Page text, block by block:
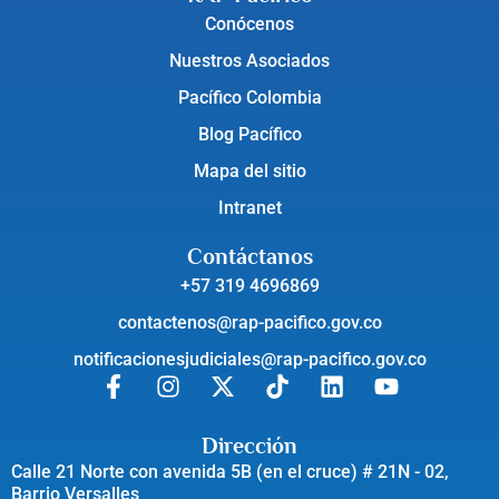
Conócenos
Nuestros Asociados
Pacífico Colombia
Blog Pacífico
Mapa del sitio
Intranet
Contáctanos
+57 319 4696869
contactenos@rap-pacifico.gov.co
notificacionesjudiciales@rap-pacifico.gov.co
Dirección
Calle 21 Norte con avenida 5B (en el cruce) # 21N - 02,
Barrio Versalles